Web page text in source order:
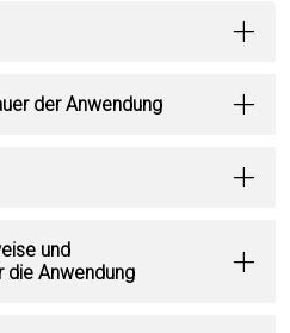
der Anwendung
und
Anwendung